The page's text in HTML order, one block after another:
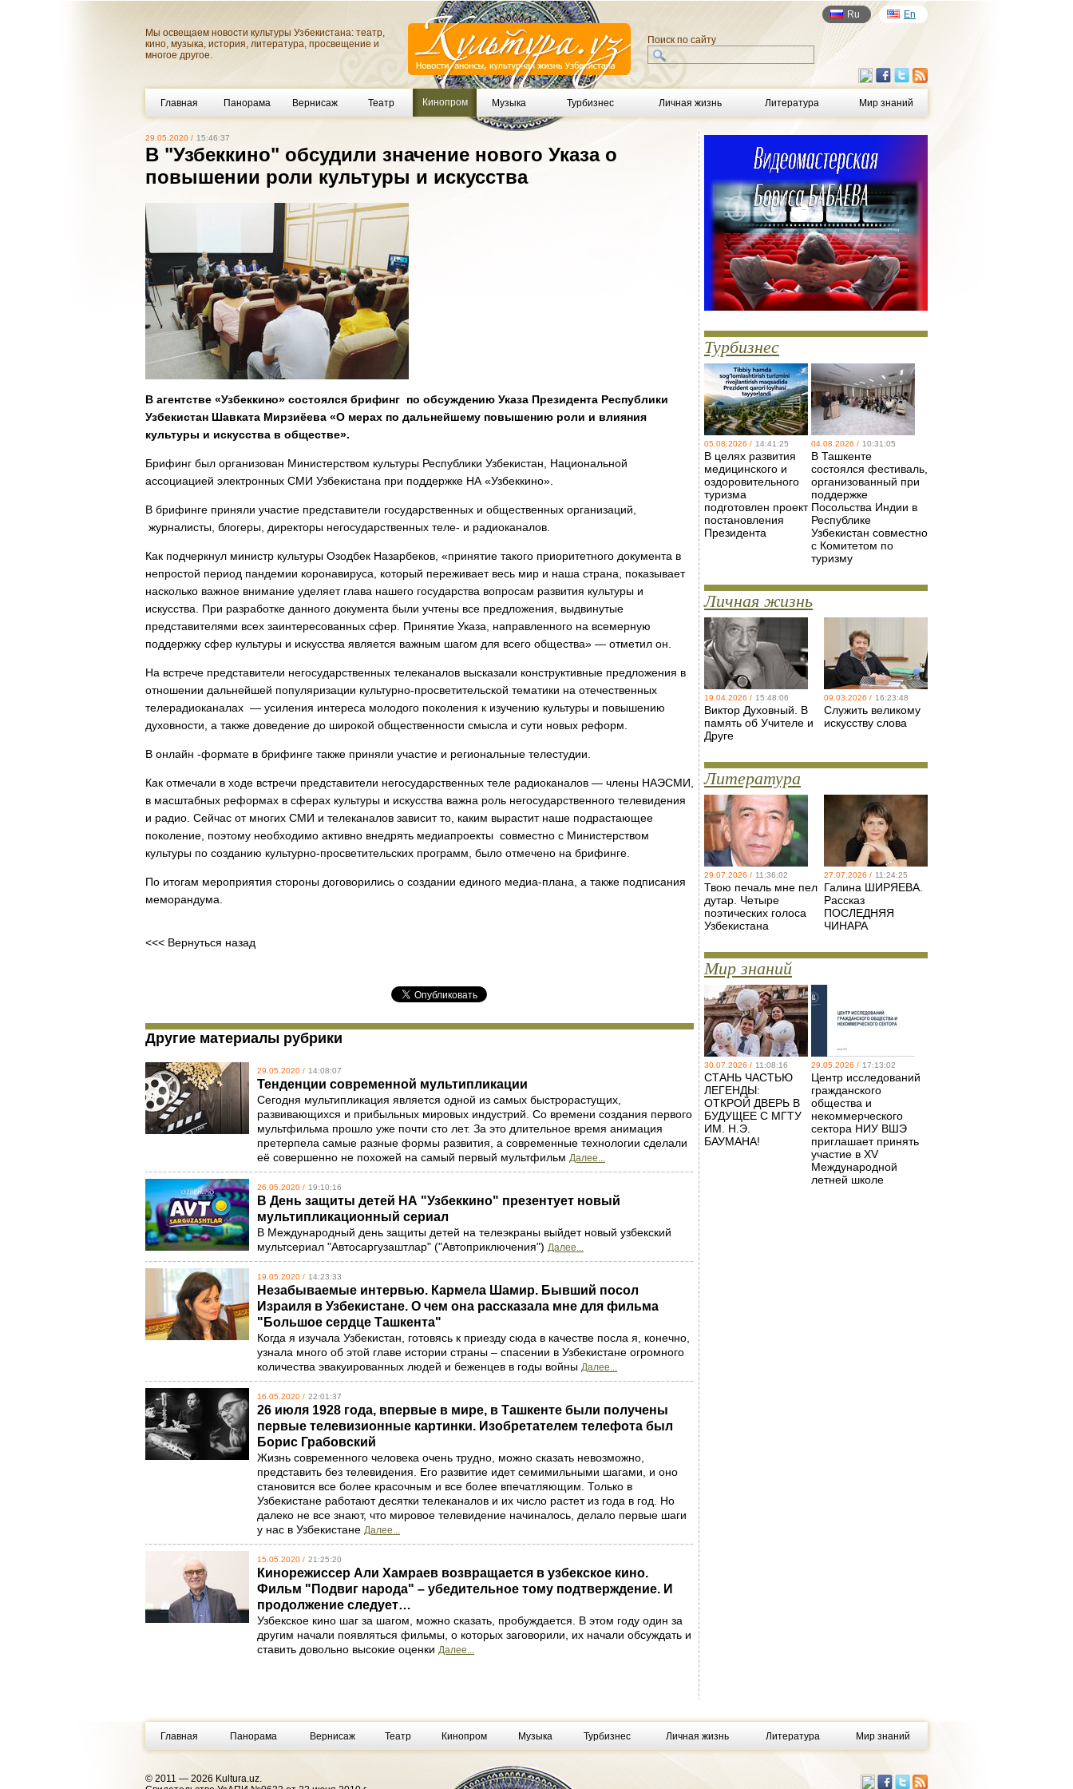
Мы освещаем новости культуры Узбекистана: театр,
кино, музыка, история, литература, просвещение и
многое другое.
Ru En
Поиск по сайту
Главная Панорама Вернисаж Театр Кинопром Музыка Турбизнес Личная жизнь Литература Мир знаний
29.05.2020 / 15:46:37
В "Узбеккино" обсудили значение нового Указа о
повышении роли культуры и искусства
В агентстве «Узбеккино» состоялся брифинг по обсуждению Указа Президента Республики
Узбекистан Шавката Мирзиёева «О мерах по дальнейшему повышению роли и влияния
культуры и искусства в обществе».
Брифинг был организован Министерством культуры Республики Узбекистан, Национальной
ассоциацией электронных СМИ Узбекистана при поддержке НА «Узбеккино».
В брифинге приняли участие представители государственных и общественных организаций,
журналисты, блогеры, директоры негосударственных теле- и радиоканалов.
Как подчеркнул министр культуры Озодбек Назарбеков, «принятие такого приоритетного документа в
непростой период пандемии коронавируса, который переживает весь мир и наша страна, показывает
насколько важное внимание уделяет глава нашего государства вопросам развития культуры и
искусства. При разработке данного документа были учтены все предложения, выдвинутые
представителями всех заинтересованных сфер. Принятие Указа, направленного на всемерную
поддержку сфер культуры и искусства является важным шагом для всего общества» — отметил он.
На встрече представители негосударственных телеканалов высказали конструктивные предложения в
отношении дальнейшей популяризации культурно-просветительской тематики на отечественных
телерадиоканалах — усиления интереса молодого поколения к изучению культуры и повышению
духовности, а также доведение до широкой общественности смысла и сути новых реформ.
В онлайн -формате в брифинге также приняли участие и региональные телестудии.
Как отмечали в ходе встречи представители негосударственных теле радиоканалов — члены НАЭСМИ,
в масштабных реформах в сферах культуры и искусства важна роль негосударственного телевидения
и радио. Сейчас от многих СМИ и телеканалов зависит то, каким вырастит наше подрастающее
поколение, поэтому необходимо активно внедрять медиапроекты совместно с Министерством
культуры по созданию культурно-просветительских программ, было отмечено на брифинге.
По итогам мероприятия стороны договорились о создании единого медиа-плана, а также подписания
меморандума.
<<< Вернуться назад
Другие материалы рубрики
29.05.2020 / 14:08:07
Тенденции современной мультипликации
Сегодня мультипликация является одной из самых быстрорастущих,
развивающихся и прибыльных мировых индустрий. Со времени создания первого
мультфильма прошло уже почти сто лет. За это длительное время анимация
претерпела самые разные формы развития, а современные технологии сделали
её совершенно не похожей на самый первый мультфильм Далее...
26.05.2020 / 19:10:16
В День защиты детей НА "Узбеккино" презентует новый
мультипликационный сериал
В Международный день защиты детей на телеэкраны выйдет новый узбекский
мультсериал "Автосаргузаштлар" ("Автоприключения") Далее...
19.05.2020 / 14:23:33
Незабываемые интервью. Кармела Шамир. Бывший посол
Израиля в Узбекистане. О чем она рассказала мне для фильма
"Большое сердце Ташкента"
Когда я изучала Узбекистан, готовясь к приезду сюда в качестве посла я, конечно,
узнала много об этой главе истории страны – спасении в Узбекистане огромного
количества эвакуированных людей и беженцев в годы войны Далее...
16.05.2020 / 22:01:37
26 июля 1928 года, впервые в мире, в Ташкенте были получены
первые телевизионные картинки. Изобретателем телефота был
Борис Грабовский
Жизнь современного человека очень трудно, можно сказать невозможно,
представить без телевидения. Его развитие идет семимильными шагами, и оно
становится все более красочным и все более впечатляющим. Только в
Узбекистане работают десятки телеканалов и их число растет из года в год. Но
далеко не все знают, что мировое телевидение начиналось, делало первые шаги
у нас в Узбекистане Далее...
15.05.2020 / 21:25:20
Кинорежиссер Али Хамраев возвращается в узбекское кино.
Фильм "Подвиг народа" – убедительное тому подтверждение. И
продолжение следует…
Узбекское кино шаг за шагом, можно сказать, пробуждается. В этом году один за
другим начали появляться фильмы, о которых заговорили, их начали обсуждать и
ставить довольно высокие оценки Далее...
Турбизнес
05.08.2026 / 14:41:25
В целях развития
медицинского и
оздоровительного
туризма
подготовлен проект
постановления
Президента
04.08.2026 / 10:31:05
В Ташкенте
состоялся фестиваль,
организованный при
поддержке
Посольства Индии в
Республике
Узбекистан совместно
с Комитетом по
туризму
Личная жизнь
19.04.2026 / 15:48:06
Виктор Духовный. В
память об Учителе и
Друге
09.03.2026 / 16:23:48
Служить великому
искусству слова
Литература
29.07.2026 / 11:36:02
Твою печаль мне пел
дутар. Четыре
поэтических голоса
Узбекистана
27.07.2026 / 11:24:25
Галина ШИРЯЕВА.
Рассказ
ПОСЛЕДНЯЯ
ЧИНАРА
Мир знаний
30.07.2026 / 11:08:16
СТАНЬ ЧАСТЬЮ
ЛЕГЕНДЫ:
ОТКРОЙ ДВЕРЬ В
БУДУЩЕЕ С МГТУ
ИМ. Н.Э.
БАУМАНА!
29.05.2026 / 17:13:02
Центр исследований
гражданского
общества и
некоммерческого
сектора НИУ ВШЭ
приглашает принять
участие в XV
Международной
летней школе
Главная Панорама Вернисаж Театр Кинопром Музыка Турбизнес Личная жизнь Литература Мир знаний
© 2011 — 2026 Kultura.uz.